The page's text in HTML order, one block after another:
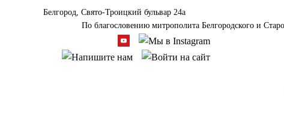
Белгород, Свято-Троицкий бульвар 24а
По благословению митрополита Белгородского и